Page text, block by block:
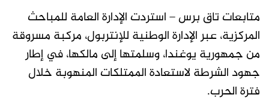
متابعات تاق برس – استردت الإدارة العامة للمباحث
المركزية، عبر الإدارة الوطنية للإنتربول، مركبة مسروقة
من جمهورية يوغندا، وسلمتها إلى مالكها، في إطار
جهود الشرطة لاستعادة الممتلكات المنهوبة خلال
فترة الحرب.